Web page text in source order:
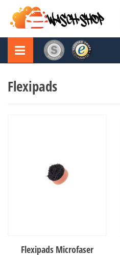
Flexipads
Flexipads Microfaser